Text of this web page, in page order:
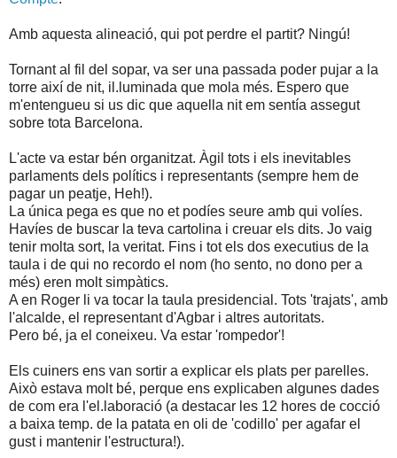
Amb aquesta alineació, qui pot perdre el partit? Ningú!
Tornant al fil del sopar, va ser una passada poder pujar a la
torre així de nit, il.luminada que mola més. Espero que
m'entengueu si us dic que aquella nit em sentía assegut
sobre tota Barcelona.
L'acte va estar bén organitzat. Àgil tots i els inevitables
parlaments dels polítics i representants (sempre hem de
pagar un peatje, Heh!).
La única pega es que no et podíes seure amb qui volíes.
Havíes de buscar la teva cartolina i creuar els dits. Jo vaig
tenir molta sort, la veritat. Fins i tot els dos executius de la
taula i de qui no recordo el nom (ho sento, no dono per a
més) eren molt simpàtics.
A en Roger li va tocar la taula presidencial. Tots 'trajats', amb
l'alcalde, el representant d'Agbar i altres autoritats.
Pero bé, ja el coneixeu. Va estar 'rompedor'!
Els cuiners ens van sortir a explicar els plats per parelles.
Això estava molt bé, perque ens explicaben algunes dades
de com era l'el.laboració (a destacar les 12 hores de cocció
a baixa temp. de la patata en oli de 'codillo' per agafar el
gust i mantenir l'estructura!).